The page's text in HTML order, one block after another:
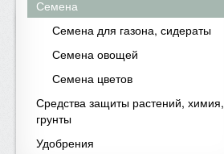
Семена
Семена для газона, сидераты
Семена овощей
Семена цветов
Средства защиты растений, химия,
грунты
Удобрения